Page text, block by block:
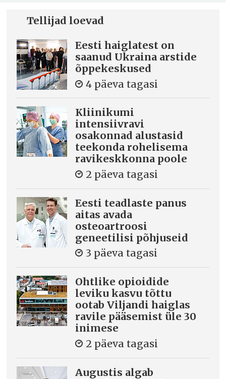
Tellijad loevad
Eesti haiglatest on
saanud Ukraina arstide
õppekeskused
4 päeva tagasi
Kliinikumi
intensiivravi
osakonnad alustasid
teekonda rohelisema
ravikeskkonna poole
2 päeva tagasi
Eesti teadlaste panus
aitas avada
osteoartroosi
geneetilisi põhjuseid
3 päeva tagasi
Ohtlike opioidide
leviku kasvu tõttu
ootab Viljandi haiglas
ravile pääsemist üle 30
inimese
2 päeva tagasi
Augustis algab